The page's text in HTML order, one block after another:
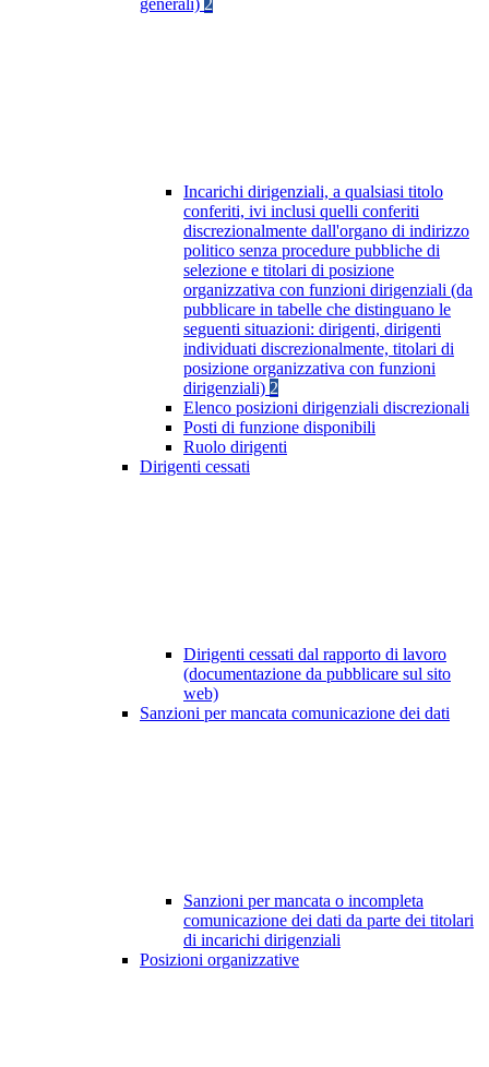
generali) 2
Incarichi dirigenziali, a qualsiasi titolo
conferiti, ivi inclusi quelli conferiti
discrezionalmente dall'organo di indirizzo
politico senza procedure pubbliche di
selezione e titolari di posizione
organizzativa con funzioni dirigenziali (da
pubblicare in tabelle che distinguano le
seguenti situazioni: dirigenti, dirigenti
individuati discrezionalmente, titolari di
posizione organizzativa con funzioni
dirigenziali) 2
Elenco posizioni dirigenziali discrezionali
Posti di funzione disponibili
Ruolo dirigenti
Dirigenti cessati
Dirigenti cessati dal rapporto di lavoro
(documentazione da pubblicare sul sito
web)
Sanzioni per mancata comunicazione dei dati
Sanzioni per mancata o incompleta
comunicazione dei dati da parte dei titolari
di incarichi dirigenziali
Posizioni organizzative